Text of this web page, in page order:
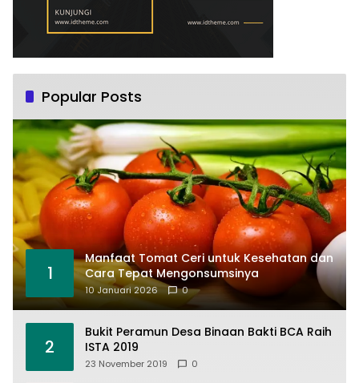
Popular Posts
1
Manfaat Tomat Ceri untuk Kesehatan dan
Cara Tepat Mengonsumsinya
10 Januari 2026 0
2
Bukit Peramun Desa Binaan Bakti BCA Raih
ISTA 2019
23 November 2019 0